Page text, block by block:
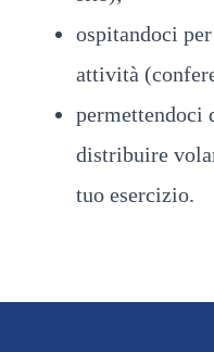
ospitandoci
attività
permettendoci
distribuire
tuo esercizio.